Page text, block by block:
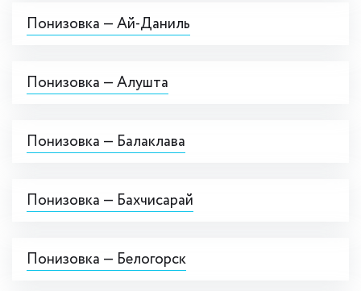
Понизовка — Ай-Даниль
Понизовка — Алушта
Понизовка — Балаклава
Понизовка — Бахчисарай
Понизовка — Белогорск